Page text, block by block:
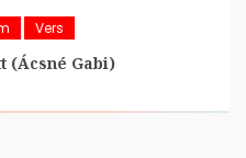
Vers
(Ácsné Gabi)